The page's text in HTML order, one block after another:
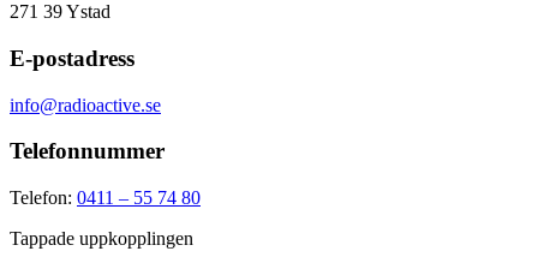
271 39Ystad
E-postadress
info@radioactive.se
Telefonnummer
Telefon: 0411 – 55 74 80
Tappade uppkopplingen